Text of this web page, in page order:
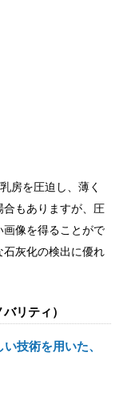
房を圧迫し、薄く
もありますが、圧
像を得ることがで
石灰化の検出に優れ
リティ）
技術を用いた、